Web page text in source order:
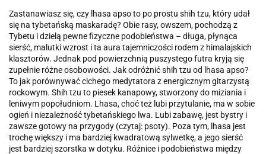
Zastanawiasz się, czy lhasa apso to po prostu shih tzu, który udał
się na tybetańską maskaradę? Obie rasy, owszem, pochodzą z
Tybetu i dzielą pewne fizyczne podobieństwa – długa, płynąca
sierść, malutki wzrost i ta aura tajemniczości rodem z himalajskich
klasztorów. Jednak pod powierzchnią puszystego futra kryją się
zupełnie różne osobowości. Jak odróżnić shih tzu od lhasa apso?
To jak porównywać cichego medytatora z energicznym gitarzystą
rockowym. Shih tzu to piesek kanapowy, stworzony do miziania i
leniwym popołudniom. Lhasa, choć też lubi przytulanie, ma w sobie
ogień i niezależność tybetańskiego lwa. Lubi zabawę, jest bystry i
zawsze gotowy na przygody (czytaj: psoty). Poza tym, lhasa jest
trochę większy i ma bardziej kwadratową sylwetkę, a jego sierść
jest bardziej szorstka w dotyku. Różnice i podobieństwa między